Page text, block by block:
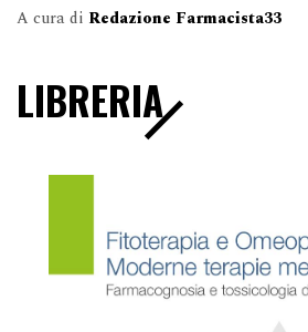
A cura di Redazione Farmacista33
LIBRERIA